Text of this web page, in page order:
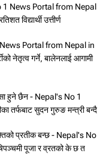
1 News Portal from Nepal
विद्यार्थी उत्तीर्ण
News Portal from Nepal in
नेतृत्व गर्ने, बालेनलाई आगामी
हुने छैन - Nepal's No 1
तर्फबाट सुदन गुरुङ मन्त्री बन्दै
प्रतीक बन्छ - Nepal's No
पूजा र व्रतको के छ त